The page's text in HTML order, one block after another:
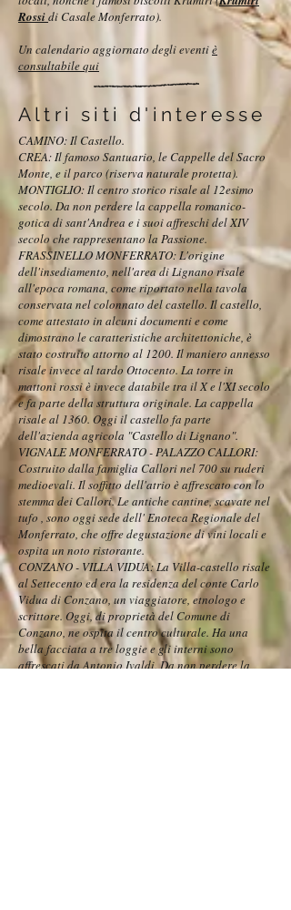
Rossidi Casale Monferrato).
Un calendario aggiornato degli eventiè
consultabile qui
Altri siti d'interesse
CAMINO: Il Castello.
CREA: Il famoso Santuario, le Cappelle del Sacro
Monte, e il parco (riserva naturale protetta).
MONTIGLIO: Il centro storico risale al 12esimo
secolo. Da non perdere la cappella romanico-
gotica di sant'Andrea e i suoi affreschi del XIV
secolo che rappresentano la Passione.
FRASSINELLO MONFERRATO: L'origine
dell'insediamento, nell'area di Lignano risale
all'epoca romana, come riportato nella tavola
conservata nel colonnato del castello. Il castello,
come attestato in alcuni documenti e come
dimostrano le caratteristiche architettoniche, è
stato costruito attorno al 1200. Il maniero annesso
risale invece al tardo Ottocento. La torre in
mattoni rossi è invece databile tra il X e l'XI secolo
e fa parte della struttura originale. La cappella
risale al 1360. Oggi il castello fa parte
dell'azienda agricola "Castello di Lignano".
VIGNALE MONFERRATO - PALAZZO CALLORI:
Costruito dalla famiglia Callori nel 700 su ruderi
medioevali. Il soffitto dell'atrio è affrescato con lo
stemma dei Callori. Le antiche cantine, scavate nel
tufo , sono oggi sede dell' Enoteca Regionale del
Monferrato, che offre degustazione di vini locali e
ospita un noto ristorante.
CONZANO - VILLA VIDUA: La Villa-castello risale
al Settecento ed era la residenza del conte Carlo
Vidua di Conzano, un viaggiatore, etnologo e
scrittore. Oggi, di proprietà del Comune di
Conzano, ne ospita il centro culturale. Ha una
bella facciata a tre loggie e gli interni sono
affrescati da Antonio Ivaldi. Da non perdere la